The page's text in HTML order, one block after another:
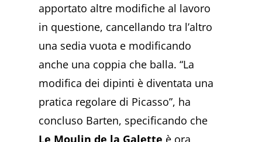
apportato altre modifiche al lavoro
in questione, cancellando tra l’altro
una sedia vuota e modificando
anche una coppia che balla. “La
modifica dei dipinti è diventata una
pratica regolare di Picasso”, ha
concluso Barten, specificando che
Le Moulin de la Galette è ora